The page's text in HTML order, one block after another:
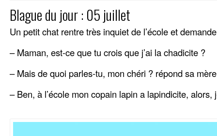
Blague du jour : 05 juillet
Un petit chat rentre très inquiet de l’école et
– Maman, est-ce que tu crois que j’ai la chadicite ?
– Mais de quoi parles-tu, mon chéri ? répond sa
– Ben, à l’école mon copain lapin a lapindicite,